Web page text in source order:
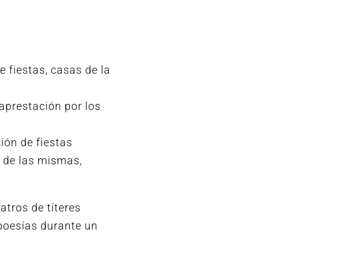
fiestas, casas de la
por los
de fiestas
las mismas,
de títeres
durante un